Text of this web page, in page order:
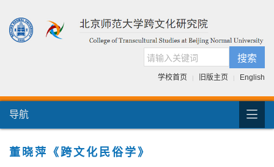
搜索
学校首页 | 旧版主页 | English
导航 
首页
董晓萍《跨文化民俗学》